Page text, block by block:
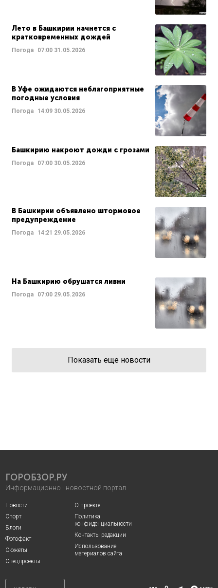
Лето в Башкирии начнется с
кратковременных дождей
Погода 07:00 31.05.2026
В Уфе ожидаются неблагоприятные
погодные условия
Погода 14:09 30.05.2026
Башкирию накроют дожди с грозами
Погода 07:00 30.05.2026
В Башкирии объявлено штормовое
предупреждение
Погода 14:21 29.05.2026
На Башкирию обрушатся ливни
Погода 07:00 29.05.2026
Показать еще новости
ГОРОБЗОР.РУ
Информационно - новостной портал
Новости
Спорт
Блоги
Фотофакт
Сюжеты
Спецпроекты
О проекте
Политика
конфиденциальности
Контакты редакции
Использование
материалов сайта